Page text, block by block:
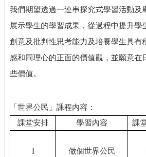
我們期望透過一連串探究式學習活動及
展示學生的學習成果，從過程中提升學
創意及批判性思考能力及培養學生具有
感和同理心的正面的價值觀，並願意在
些價值。
「世界公民」課程內容：
課堂安排
學習內容 課
1 做個世界公民